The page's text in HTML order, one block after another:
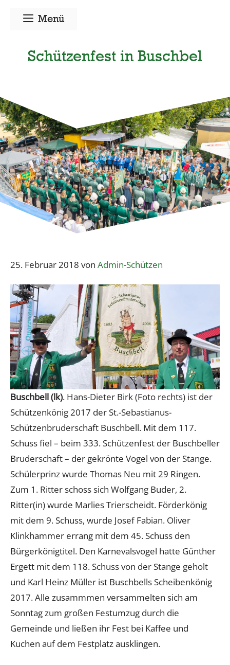
Menü
Schützenfest in Buschbel
25. Februar 2018 von Admin-Schützen
Buschbell (lk). Hans-Dieter Birk (Foto rechts) ist der
Schützenkönig 2017 der St.-Sebastianus-
Schützenbruderschaft Buschbell. Mit dem 117.
Schuss fiel – beim 333. Schützenfest der Buschbeller
Bruderschaft – der gekrönte Vogel von der Stange.
Schülerprinz wurde Thomas Neu mit 29 Ringen.
Zum 1. Ritter schoss sich Wolfgang Buder, 2.
Ritter(in) wurde Marlies Trierscheidt. Förderkönig
mit dem 9. Schuss, wurde Josef Fabian. Oliver
Klinkhammer errang mit dem 45. Schuss den
Bürgerkönigtitel. Den Karnevalsvogel hatte Günther
Ergett mit dem 118. Schuss von der Stange geholt
und Karl Heinz Müller ist Buschbells Scheibenkönig
2017. Alle zusammmen versammelten sich am
Sonntag zum großen Festumzug durch die
Gemeinde und ließen ihr Fest bei Kaffee und
Kuchen auf dem Festplatz ausklingen.